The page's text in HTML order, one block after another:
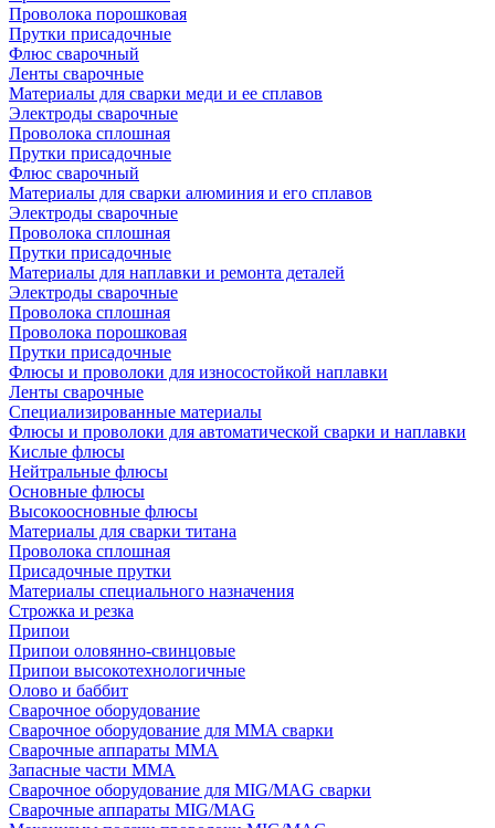
Проволока порошковая
Прутки присадочные
Флюс сварочный
Ленты сварочные
Материалы для сварки меди и ее сплавов
Электроды сварочные
Проволока сплошная
Прутки присадочные
Флюс сварочный
Материалы для сварки алюминия и его сплавов
Электроды сварочные
Проволока сплошная
Прутки присадочные
Материалы для наплавки и ремонта деталей
Электроды сварочные
Проволока сплошная
Проволока порошковая
Прутки присадочные
Флюсы и проволоки для износостойкой наплавки
Ленты сварочные
Специализированные материалы
Флюсы и проволоки для автоматической сварки и наплавки
Кислые флюсы
Нейтральные флюсы
Основные флюсы
Высокоосновные флюсы
Материалы для сварки титана
Проволока сплошная
Присадочные прутки
Материалы специального назначения
Строжка и резка
Припои
Припои оловянно-свинцовые
Припои высокотехнологичные
Олово и баббит
Сварочное оборудование
Сварочное оборудование для MMA сварки
Сварочные аппараты MMA
Запасные части MMA
Сварочное оборудование для MIG/MAG сварки
Сварочные аппараты MIG/MAG